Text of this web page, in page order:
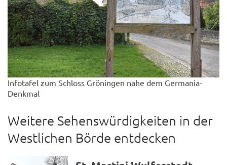
Infotafel zum Schloss Gröningen nahe dem Germania-
Denkmal
Weitere Sehenswürdigkeiten in der
Westlichen Börde entdecken